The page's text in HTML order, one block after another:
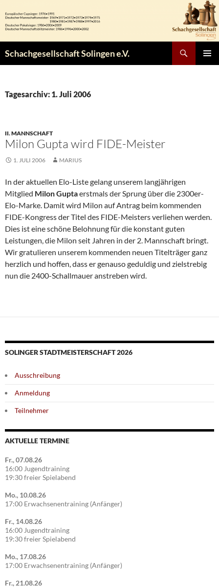
Inhalt
springen
Schachgesellschaft Solingen e.V.
Tagesarchiv: 1. Juli 2006
II. MANNSCHAFT
Milon Gupta wird FIDE-Meister
1. JULI 2006 MARIUS
In der aktuellen Elo-Liste gelang unserem langjährigen
Mitglied Milon Guptaerstmals der Sprung über die 2300er-
Elo-Marke. Damit wird Milon auf Antrag beim kommenden
FIDE-Kongress der Titel des FIDE-Meisters verliehen werden.
Dies ist eine schöne Belohnung für die konstant guten
Leistungen, die Milon seit Jahren in der 2. Mannschaft bringt.
Wir gratulieren unserem kommenden neuen Titelträger ganz
herzlich und hoffen, dass er genauso geduldig und zielstrebig
nun die 2400-Schallmauer anstreben wird.
SOLINGER STADTMEISTERSCHAFT 2026
Ausschreibung
Anmeldung
Teilnehmer
AKTUELLE TERMINE
Fr., 07.08.26
16:00 Jugendtraining
19:30 freier Spielabend
Mo., 10.08.26
17:00 Erwachsenentraining (Anfänger)
Fr., 14.08.26
16:00 Jugendtraining
19:30 freier Spielabend
Mo., 17.08.26
17:00 Erwachsenentraining (Anfänger)
Fr., 21.08.26